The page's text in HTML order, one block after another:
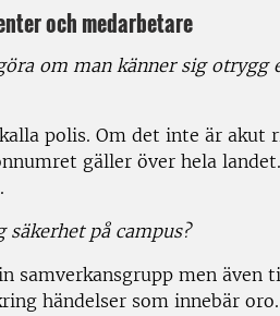
och medarbetare
om man känner sig otrygg
polis. Om det inte är akut
gäller över hela
på campus?
samverkansgrupp men även
händelser som innebär oro.